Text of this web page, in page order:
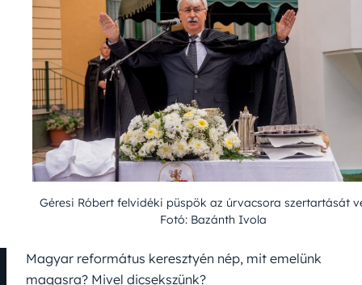
Géresi Róbert felvidéki püspök az úrvacsora szertartását
Fotó: Bazánth Ivola
Magyar református keresztyén nép, mit emelünk
magasra? Mivel dicsekszünk?